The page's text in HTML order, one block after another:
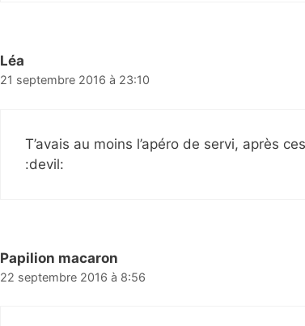
Léa
21 septembre 2016 à 23:10
T’avais au moins l’apéro de servi, après
:devil:
Papilion macaron
22 septembre 2016 à 8:56